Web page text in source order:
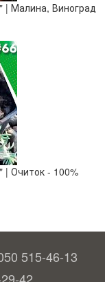
Виноград
- 100%
515-46-13